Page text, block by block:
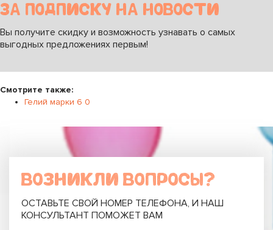
ЗА ПОДПИСКУ НА НОВОСТИ
Вы получите скидку и возможность узнавать о самых
выгодных предложениях первым!
Смотрите также:
Гелий марки 6 0
ВОЗНИКЛИ ВОПРОСЫ?
ОСТАВЬТЕ СВОЙ НОМЕР ТЕЛЕФОНА, И НАШ
КОНСУЛЬТАНТ ПОМОЖЕТ ВАМ